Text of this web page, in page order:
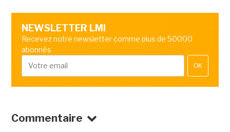
NEWSLETTER LMI
Recevez notre newsletter comme plus de 50000
abonnés
OK
Commentaire